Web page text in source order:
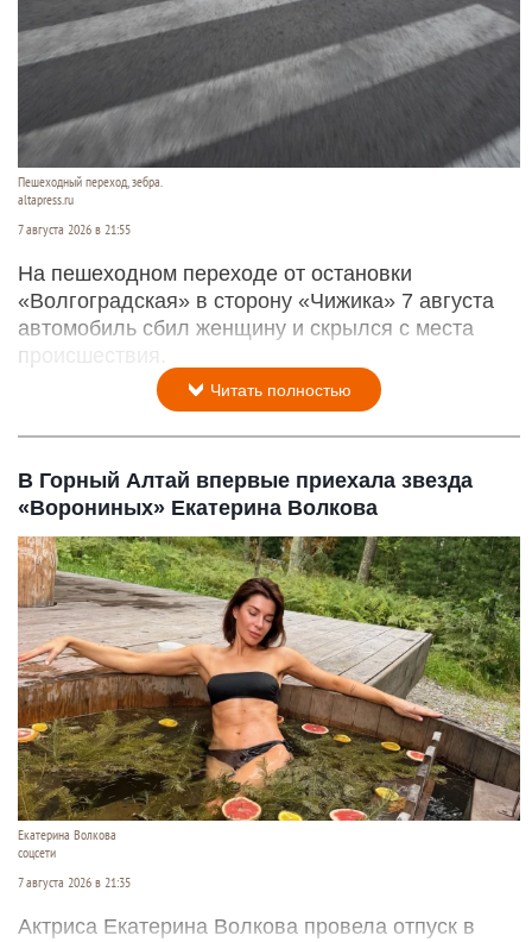
Пешеходный переход, зебра.
altapress.ru
7 августа 2026 в 21:55
На пешеходном переходе от остановки
«Волгоградская» в сторону «Чижика» 7 августа
автомобиль сбил женщину и скрылся с места
происшествия.
Читать полностью
В Горный Алтай впервые приехала звезда
«Ворониных» Екатерина Волкова
Екатерина Волкова
соцсети
7 августа 2026 в 21:35
Актриса Екатерина Волкова провела отпуск в